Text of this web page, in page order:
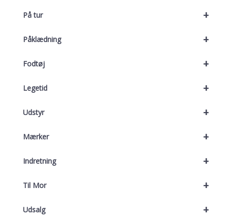
+
På tur
+
Påklædning
+
Fodtøj
+
Legetid
+
Udstyr
+
Mærker
+
Indretning
+
Til Mor
+
Udsalg